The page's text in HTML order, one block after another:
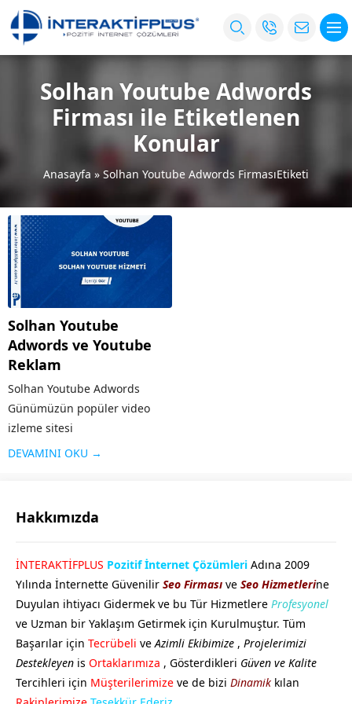
Solhan Youtube Adwords
Firması ile Etiketlenen
Konular
Anasayfa » Solhan Youtube Adwords FirmasıEtiketi
Solhan Youtube
Adwords ve Youtube
Reklam
Solhan Youtube Adwords
Günümüzün popüler video
izleme sitesi
olan Youtube ,geniş bir kitleye
yüklenmesi ve diğer ek
Youtube’un ziyaretçi sayısı
fazla olunca bu alanda da...
DEVAMINI OKU →
Hakkımızda
İNTERAKTİFPLUS Pozitif İnternet Çözümleri Adına 2009
Yılında İnternette Güvenilir Seo Firması ve Seo Hizmetlerine
Duyulan ihtiyacı Gidermek ve bu Tür Hizmetlere Profesyonel
ve Uzman bir Yaklaşım Getirmek için Kurulmuştur. Tüm
Başarılar için Tecrübeli ve Azimli Ekibimize , Projelerimizi
Destekleyen is Ortaklarımıza , Gösterdikleri Güven ve Kalite
Tercihleri için Müşterilerimize ve de bizi Dinamik kılan
GÖKHAN GÖKMEN